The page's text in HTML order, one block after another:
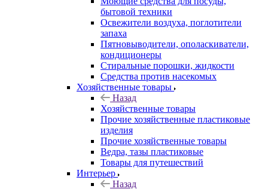
бытовой техники
Освежители воздуха, поглотители
запаха
Пятновыводители, ополаскиватели,
кондиционеры
Стиральные порошки, жидкости
Средства против насекомых
Хозяйственные товары
Назад
Хозяйственные товары
Прочие хозяйственные пластиковые
изделия
Прочие хозяйственные товары
Ведра, тазы пластиковые
Товары для путешествий
Интерьер
Назад